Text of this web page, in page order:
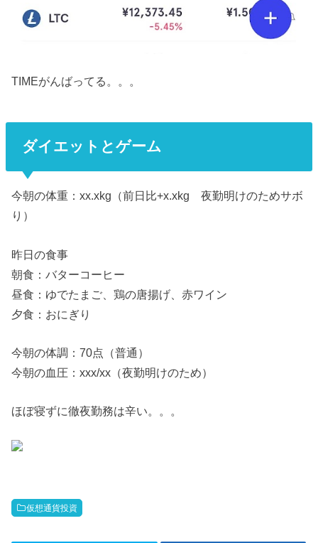
TIMEがんばってる。。。
ダイエットとゲーム
今朝の体重：xx.xkg（前日比+x.xkg 夜勤明けのためサボ
り）
昨日の食事
朝食：バターコーヒー
昼食：ゆでたまご、鶏の唐揚げ、赤ワイン
夕食：おにぎり
今朝の体調：70点（普通）
今朝の血圧：xxx/xx（夜勤明けのため）
ほぼ寝ずに徹夜勤務は辛い。。。
仮想通貨投資